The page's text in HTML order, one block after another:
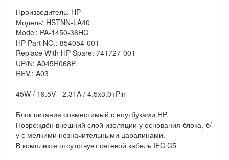
Производитель: HP
Модель: HSTNN-LA40
Model: PA-1450-36HC
HP Part NO.: 854054-001
Replace With HP Spare: 741727-001
UP/N: A045R068P
REV.: A03
45W / 19.5V - 2.31A / 4.5x3.0+Pin
Блок питания совместимый с ноутбуками HP.
Повреждён внешний слой изоляции у основания блока, б/
у с мелкими незначительными царапинами.
В комплекте отсутствует сетевой кабель IEC C5